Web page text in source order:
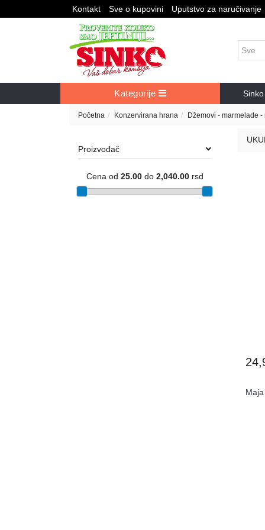
Kontakt Sve o kupovini Uputstvo za naručivanje
Kategorije
Početna Konzervirana hrana Džemovi - marmelade -
Proizvođač
Cena od 25.00do 2,040.00rsd